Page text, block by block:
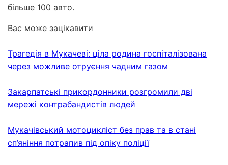
більше 100 авто.
Вас може зацікавити
Трагедія в Мукачеві: ціла родина госпіталізована
через можливе отруєння чадним газом
Закарпатські прикордонники розгромили дві
мережі контрабандистів людей
Мукачівський мотоцикліст без прав та в стані
сп’яніння потрапив під опіку поліції